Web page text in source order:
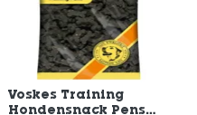
Voskes Training
Hondensnack Pens